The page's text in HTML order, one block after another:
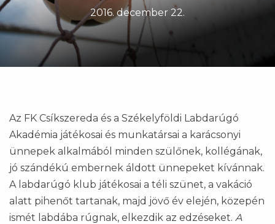
2016. december 22.
Az FK Csíkszereda és a Székelyföldi Labdarúgó
Akadémia játékosai és munkatársai a karácsonyi
ünnepek alkalmából minden szülőnek, kollégának,
jó szándékú embernek áldott ünnepeket kívánnak.
A labdarúgó klub játékosai a téli szünet, a vakáció
alatt pihenőt tartanak, majd jövő év elején, közepén
ismét labdába rúgnak, elkezdik az edzéseket. A